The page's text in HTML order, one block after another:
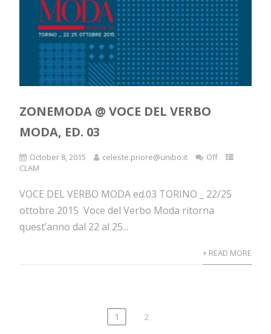
ZONEMODA @ VOCE DEL VERBO
MODA, ED. 03
October 8, 2015 celeste.priore@unibo.it
Off
CLAM
VOCE DEL VERBO MODA ed.03 TORINO _ 22/25
ottobre 2015 Voce del Verbo Moda ritorna
quest’anno dal 22 al 25...
+ READ MORE
1 2